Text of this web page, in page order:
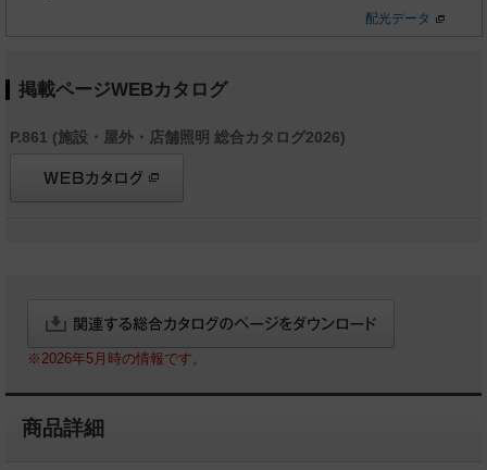
配光データ
掲載ページWEBカタログ
P.861 (施設・屋外・店舗照明 総合カタログ2026)
※2026年5月時の情報です。
商品詳細